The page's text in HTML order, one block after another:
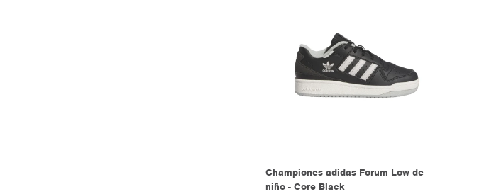
Championes adidas Forum Low de
niño - Core Black